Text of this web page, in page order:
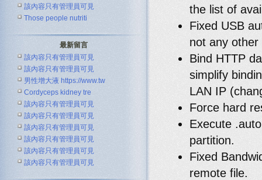
the list of
Fixed USB
not any
Bind HTTP
simplify
LAN IP
Force hard
Execute
partition.
Fixed
remote file.
該內容只有管理員可見
Those people nutriti
最新留言
該內容只有管理員可見
該內容只有管理員可見
男性增大液 https://www.tw
Cordyceps kidney tre
該內容只有管理員可見
該內容只有管理員可見
該內容只有管理員可見
該內容只有管理員可見
該內容只有管理員可見
該內容只有管理員可見